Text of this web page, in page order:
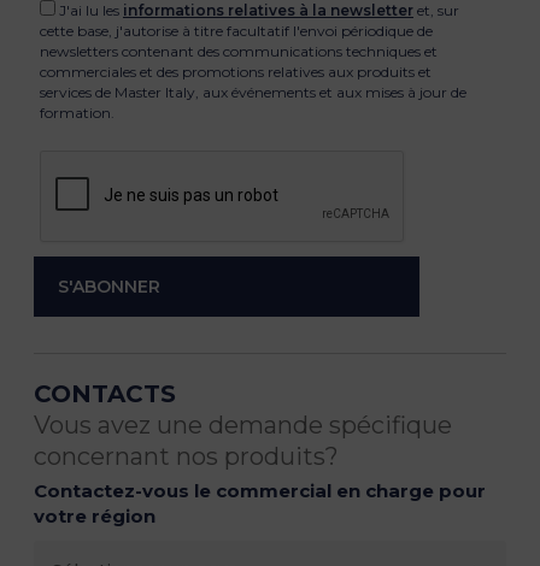
J'ai lu les informations relatives à la newsletter et, sur
cette base, j'autorise à titre facultatif l'envoi périodique de
newsletters contenant des communications techniques et
commerciales et des promotions relatives aux produits et
services de Master Italy, aux événements et aux mises à jour de
formation.
CONTACTS
Vous avez une demande spécifique
concernant nos produits?
Contactez-vous le commercial en charge pour
votre région